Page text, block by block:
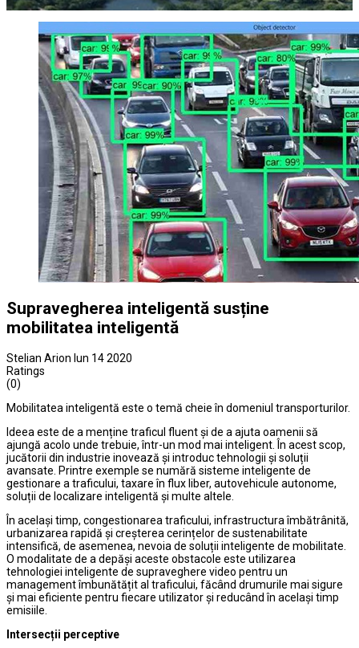
Supravegherea inteligentă susține
mobilitatea inteligentă
Stelian Arion Iun 14 2020
Ratings
(0)
Mobilitatea inteligentă este o temă cheie în domeniul transporturilor.
Ideea este de a menține traficul fluent și de a ajuta oamenii să
ajungă acolo unde trebuie, într-un mod mai inteligent. În acest scop,
jucătorii din industrie inovează și introduc tehnologii și soluții
avansate. Printre exemple se numără sisteme inteligente de
gestionare a traficului, taxare în flux liber, autovehicule autonome,
soluții de localizare inteligentă și multe altele.
În același timp, congestionarea traficului, infrastructura îmbătrânită,
urbanizarea rapidă și creșterea cerințelor de sustenabilitate
intensifică, de asemenea, nevoia de soluții inteligente de mobilitate.
O modalitate de a depăși aceste obstacole este utilizarea
tehnologiei inteligente de supraveghere video pentru un
management îmbunătățit al traficului, făcând drumurile mai sigure
și mai eficiente pentru fiecare utilizator și reducând în același timp
emisiile.
Intersecții perceptive